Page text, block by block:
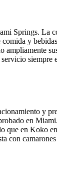
Springs. La
y
ampliamente
siempre
y
en
que en Koko
con